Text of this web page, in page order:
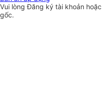
Vui lòngĐăng ký tài khoản hoặc
gốc.